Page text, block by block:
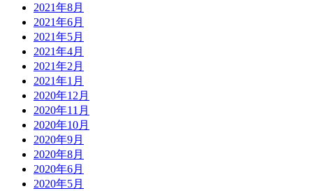
2021年8月
2021年6月
2021年5月
2021年4月
2021年2月
2021年1月
2020年12月
2020年11月
2020年10月
2020年9月
2020年8月
2020年6月
2020年5月